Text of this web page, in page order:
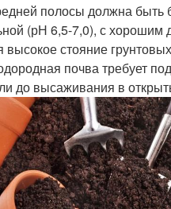
полосы должна быть
(рН 6,5-7,0), с хорошим
высокое стояние
почва требует
до высаживания в